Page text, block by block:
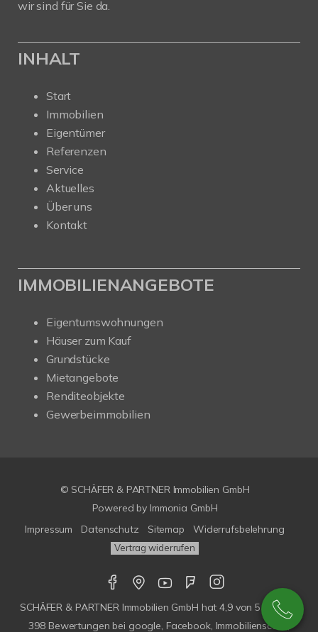
wir sind für Sie da.
INHALT
Start
Immobilien
Eigentümer
Referenzen
Service
Aktuelles
Über uns
Kontakt
IMMOBILIENANGEBOTE
Eigentumswohnungen
Häuser zum Kauf
Grundstücke
Mietangebote
Renditeobjekte
Gewerbeimmobilien
© SCHÄFER & PARTNER Immobilien GmbH
Powered by Immonia GmbH
Impressum
Datenschutz Sitemap Widerrufsbelehrung
Vertrag widerrufen
SCHÄFER & PARTNER Immobilien GmbH hat4,9von5Sterne |
398 Bewertungen bei google, Facebook, Immobilienscout,